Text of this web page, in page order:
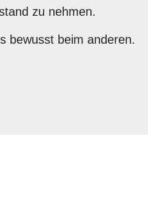
zu nehmen.
bewusst beim anderen.